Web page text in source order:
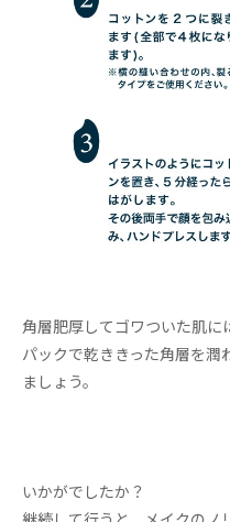
角層肥厚してゴワついた肌
パックで乾ききった角層を潤
ましょう。
いかがでしたか？